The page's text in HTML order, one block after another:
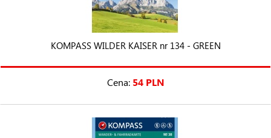
KOMPASS WILDER KAISER nr 134 - GREEN
Cena: 54 PLN